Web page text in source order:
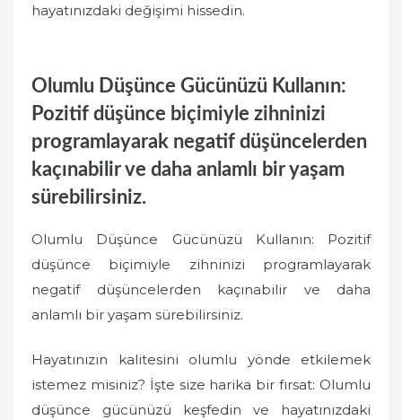
hayatınızdaki değişimi hissedin.
Olumlu Düşünce Gücünüzü Kullanın:
Pozitif düşünce biçimiyle zihninizi
programlayarak negatif düşüncelerden
kaçınabilir ve daha anlamlı bir yaşam
sürebilirsiniz.
Olumlu Düşünce Gücünüzü Kullanın: Pozitif
düşünce biçimiyle zihninizi programlayarak
negatif düşüncelerden kaçınabilir ve daha
anlamlı bir yaşam sürebilirsiniz.
Hayatınızın kalitesini olumlu yönde etkilemek
istemez misiniz? İşte size harika bir fırsat: Olumlu
düşünce gücünüzü keşfedin ve hayatınızdaki